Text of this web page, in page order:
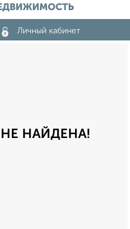
Личный кабинет
НАЙДЕНА!